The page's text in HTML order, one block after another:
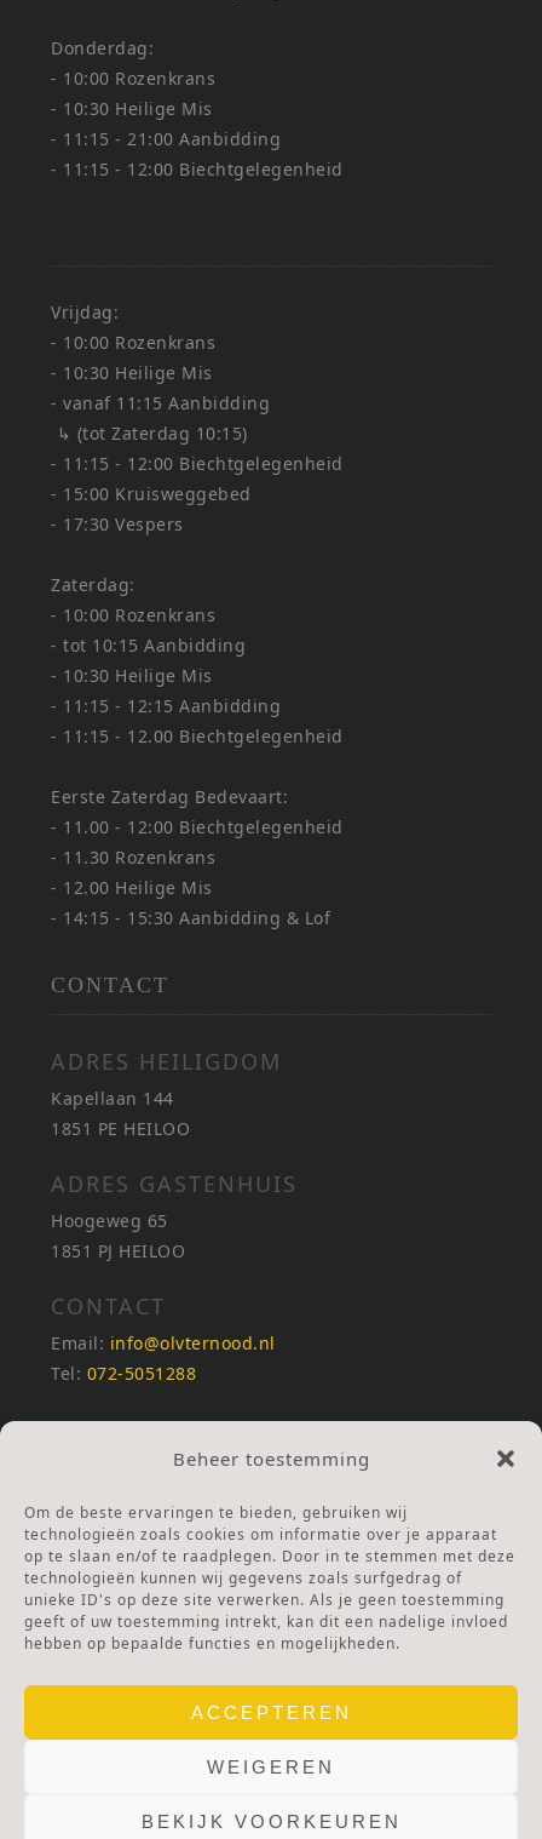
Beheer toestemming
Om de beste ervaringen te bieden, gebruiken wij
technologieën zoals cookies om informatie over je apparaat
op te slaan en/of te raadplegen. Door in te stemmen met deze
technologieën kunnen wij gegevens zoals surfgedrag of
unieke ID's op deze site verwerken. Als je geen toestemming
geeft of uw toestemming intrekt, kan dit een nadelige invloed
hebben op bepaalde functies en mogelijkheden.
ACCEPTEREN
WEIGEREN
BEKIJK VOORKEUREN
Donderdag:
- 10:00 Rozenkrans
- 10:30 Heilige Mis
- 11:15 - 21:00 Aanbidding
- 11:15 - 12:00 Biechtgelegenheid
Vrijdag:
- 10:00 Rozenkrans
- 10:30 Heilige Mis
- vanaf 11:15 Aanbidding
↳ (tot Zaterdag 10:15)
- 11:15 - 12:00 Biechtgelegenheid
- 15:00 Kruisweggebed
- 17:30 Vespers
Zaterdag:
- 10:00 Rozenkrans
- tot 10:15 Aanbidding
- 10:30 Heilige Mis
- 11:15 - 12:15 Aanbidding
- 11:15 - 12.00 Biechtgelegenheid
Eerste Zaterdag Bedevaart:
- 11.00 - 12:00 Biechtgelegenheid
- 11.30 Rozenkrans
- 12.00 Heilige Mis
- 14:15 - 15:30 Aanbidding & Lof
CONTACT
ADRES HEILIGDOM
Kapellaan 144
1851 PE HEILOO
ADRES GASTENHUIS
Hoogeweg 65
1851 PJ HEILOO
CONTACT
Email: info@olvternood.nl
Tel: 072-5051288
REKENINGNUMMERS
NL25INGB0000672168
Ga naar Doneren
ANBI Stichting
RSIN nummer:002832987
© 2025 OLV TER NOOD. WEBSITE. PRIVACY & COOKIES.